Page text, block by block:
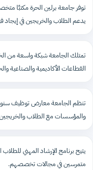
توفر جامعة برلين الحرة مكتبًا
يدعم الطلاب والخريجين في إيجاد
تمتلك الجامعة شبكة واسعة من
القطاعات الأكاديمية والصناعية
تنظم الجامعة معارض توظيف
والمؤسسات مع الطلاب
يتيح برنامج الإرشاد المهني
متمرسين في مجالات تخصصهم.